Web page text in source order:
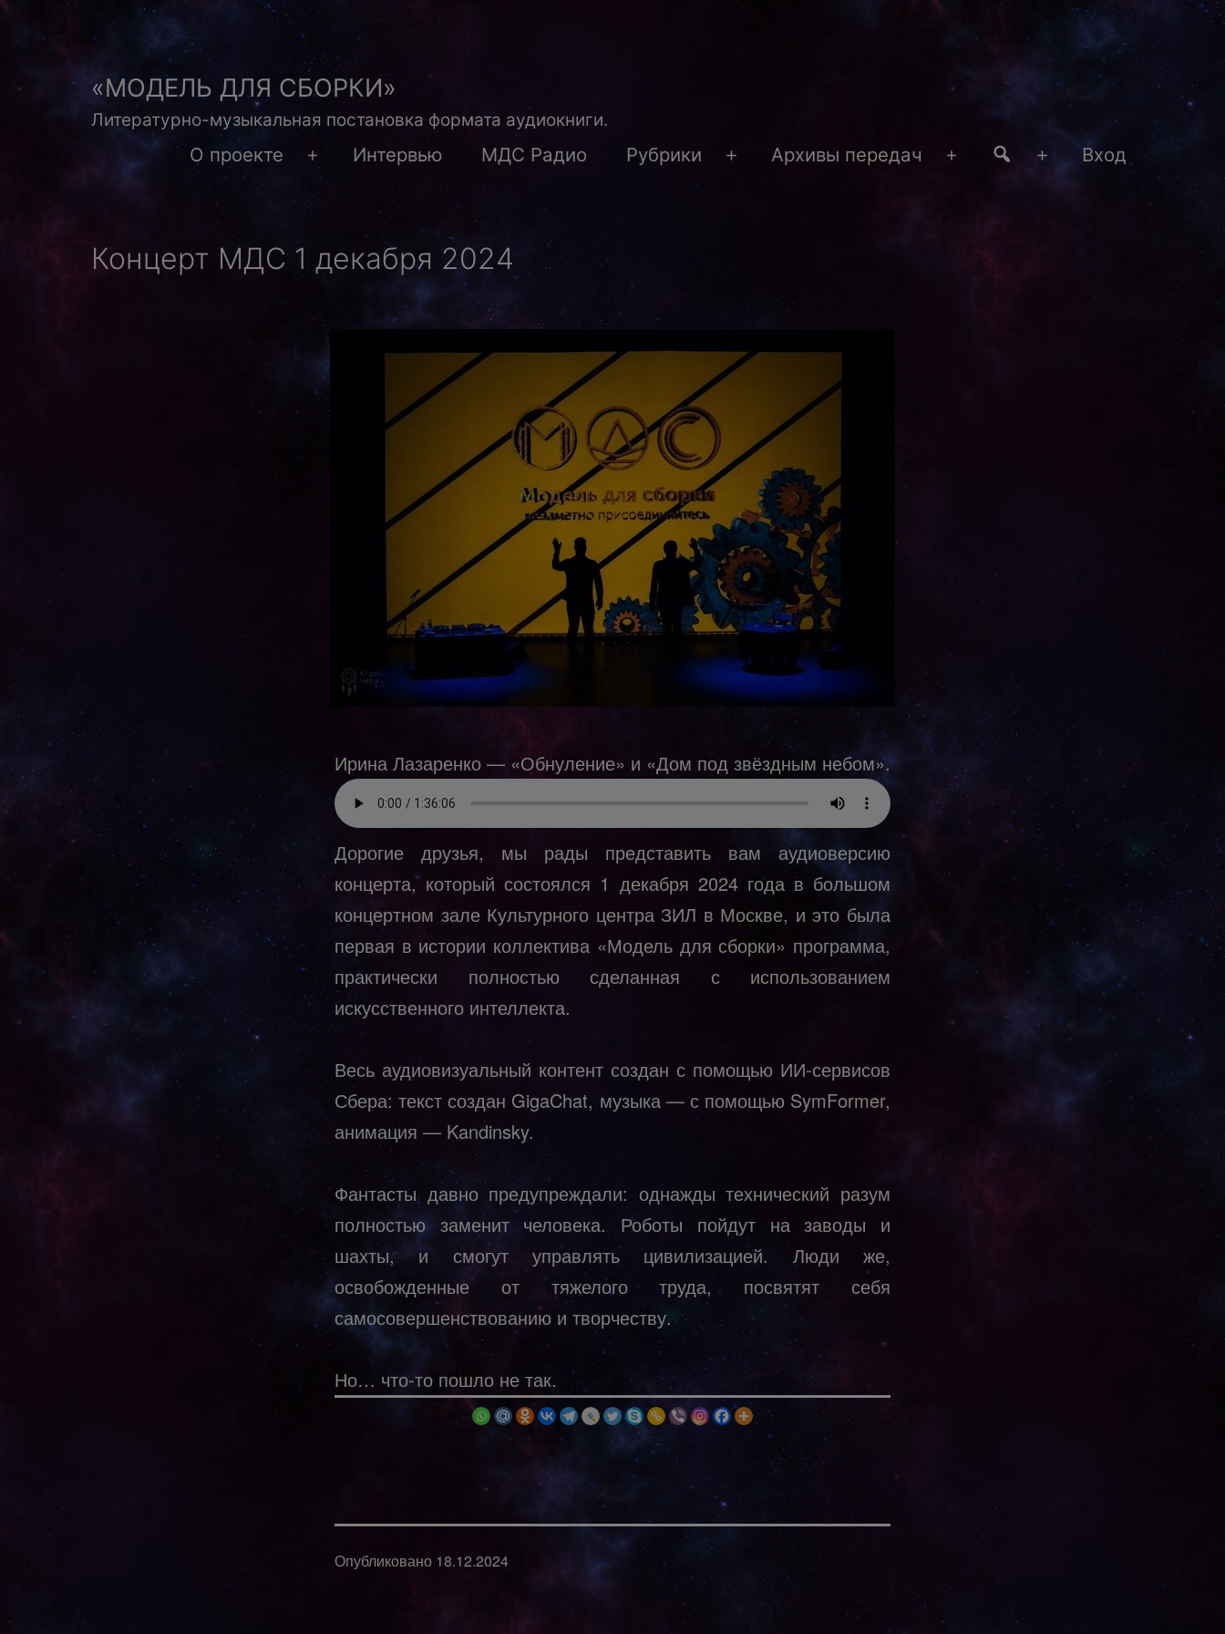
Перейти
содержимому«МОДЕЛЬ ДЛЯ СБОРКИ»
Литературно-музыкальная постановка формата аудиокниги.
О проекте
Открыть
меню
Интервью МДС Радио Рубрики
ОткрытьАрхивы передач
Открыть
Открыть
Вход
Концерт МДС 1 декабря 2024
Ирина Лазаренко — «Обнуление» и «Дом под звёздным небом».
Дорогие друзья, мы рады представить вам аудиоверсию
концерта, который состоялся 1 декабря 2024 года в большом
концертном зале Культурного центра ЗИЛ в Москве, и это была
первая в истории коллектива «Модель для сборки» программа,
практически полностью сделанная с использованием
искусственного интеллекта.
Весь аудиовизуальный контент создан с помощью ИИ-сервисов
Сбера: текст создан GigaChat, музыка — с помощью SymFormer,
анимация — Kandinsky.
Фантасты давно предупреждали: однажды технический разум
полностью заменит человека. Роботы пойдут на заводы и
шахты, и смогут управлять цивилизацией. Люди же,
освобожденные от тяжелого труда, посвятят себя
самосовершенствованию и творчеству.
Но… что-то пошло не так.
Опубликовано 18.12.2024